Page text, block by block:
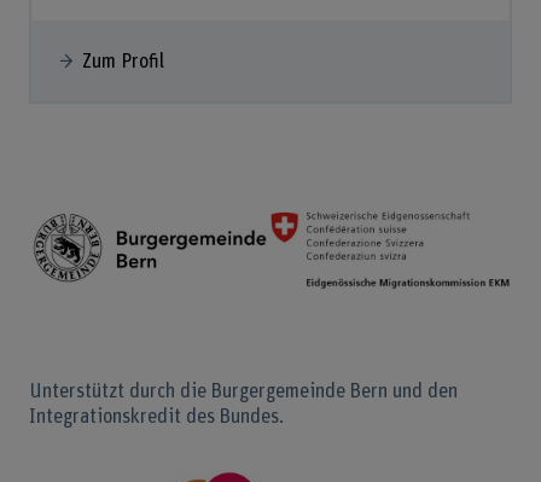
Zum Profil
Unterstützt durch die Burgergemeinde Bern und den
Integrationskredit des Bundes.